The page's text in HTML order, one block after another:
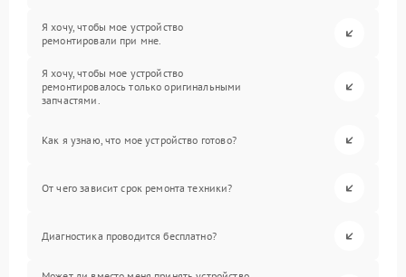
Я хочу, чтобы мое устройство
ремонтировали при мне.
Я хочу, чтобы мое устройство
ремонтировалось только оригинальными
запчастями.
Как я узнаю, что мое устройство готово?
От чего зависит срок ремонта техники?
Диагностика проводится бесплатно?